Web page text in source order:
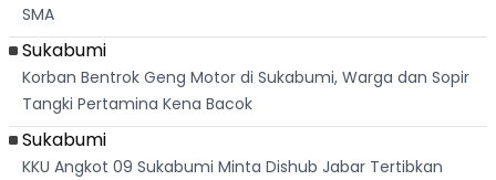
SMA
Sukabumi
Korban Bentrok Geng Motor di Sukabumi, Warga dan Sopir
Tangki Pertamina Kena Bacok
Sukabumi
KKU Angkot 09 Sukabumi Minta Dishub Jabar Tertibkan